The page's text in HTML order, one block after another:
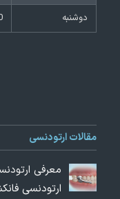
دوشنبه
مقالات ارتودنسی
معرفی
ارتودنسی